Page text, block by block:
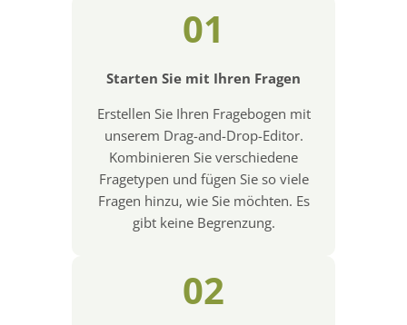
01
Starten Sie mit Ihren Fragen
Erstellen Sie Ihren Fragebogen mit
unserem Drag-and-Drop-Editor.
Kombinieren Sie verschiedene
Fragetypen und fügen Sie so viele
Fragen hinzu, wie Sie möchten. Es
gibt keine Begrenzung.
02